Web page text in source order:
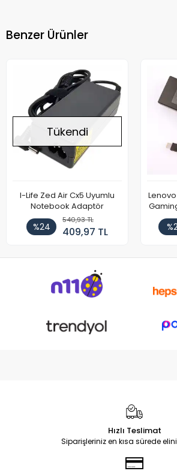
Benzer Ürünler
Tükendi
I-Life Zed Air Cx5 Uyumlu
Notebook Adaptör
%24
540,93 TL
409,97 TL
Hızlı Teslimat
Siparişleriniz en kısa sürede